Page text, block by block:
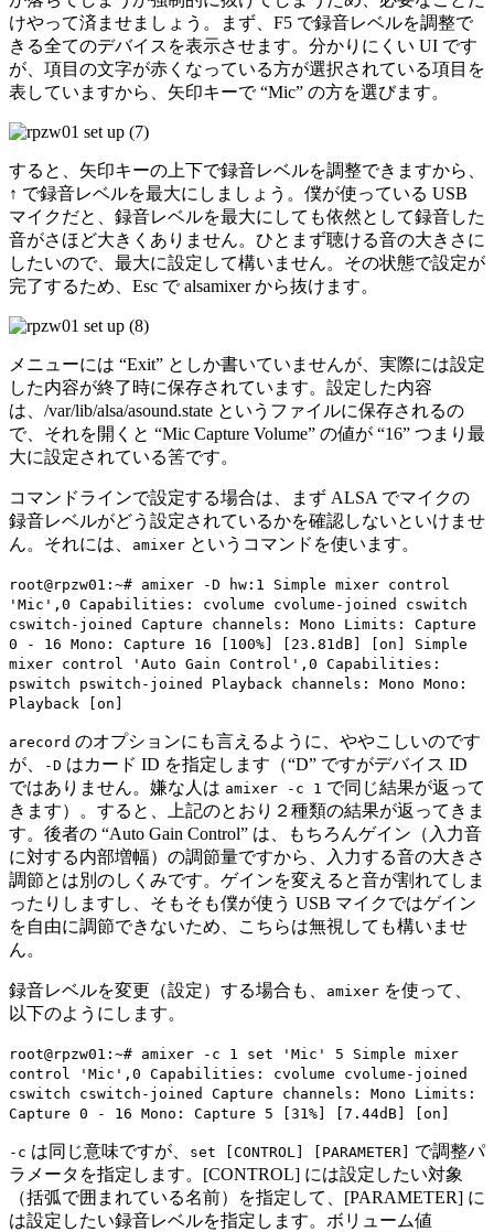
けやって済ませましょう。まず、 F5 で録音レベルを調整で
きる全てのデバイスを表示させます。分かりにくい UI です
が、項目の文字が赤くなっている方が選択されている項目を
表していますから、矢印キーで “Mic” の方を選びます。
すると、矢印キーの上下で録音レベルを調整できますから、
↑ で録音レベルを最大にしましょう。僕が使っている USB
マイクだと、録音レベルを最大にしても依然として録音した
音がさほど大きくありません。ひとまず聴ける音の大きさに
したいので、最大に設定して構いません。その状態で設定が
完了するため、 Esc で alsamixer から抜けます。
メニューには “Exit” としか書いていませんが、実際には設定
した内容が終了時に保存されています。設定した内容
は、/var/lib/alsa/asound.state というファイルに保存されるの
で、それを開くと “Mic Capture Volume” の値が “16” つまり最
大に設定されている筈です。
コマンドラインで設定する場合は、まず ALSA でマイクの
録音レベルがどう設定されているかを確認しないといけませ
ん。それには、
amixer というコマンドを使います。
root@rpzw01:~# amixer -D hw:1 Simple mixer control
'Mic',0 Capabilities: cvolume cvolume-joined cswitch
cswitch-joined Capture channels: Mono Limits: Capture
0 - 16 Mono: Capture 16 [100%] [23.81dB] [on] Simple
mixer control 'Auto Gain Control',0 Capabilities:
pswitch pswitch-joined Playback channels: Mono Mono:
Playback [on]
arecord のオプションにも言えるように、ややこしいのです
が、
-D はカード ID を指定します（“D” ですがデバイス ID
ではありません。嫌な人は amixer -c 1 で同じ結果が返って
きます）。すると、上記のとおり２種類の結果が返ってきま
す。後者の “Auto Gain Control” は、もちろんゲイン（入力音
に対する内部増幅）の調節量ですから、入力する音の大きさ
調節とは別のしくみです。ゲインを変えると音が割れてしま
ったりしますし、そもそも僕が使う USB マイクではゲイン
を自由に調節できないため、こちらは無視しても構いませ
ん。
録音レベルを変更（設定）する場合も、 amixer を使って、
以下のようにします。
root@rpzw01:~# amixer -c 1 set 'Mic' 5 Simple mixer
control 'Mic',0 Capabilities: cvolume cvolume-joined
cswitch cswitch-joined Capture channels: Mono Limits:
Capture 0 - 16 Mono: Capture 5 [31%] [7.44dB] [on]
-c は同じ意味ですが、 set [CONTROL] [PARAMETER]
で調整パ
ラメータを指定します。[CONTROL] には設定したい対象
（括弧で囲まれている名前）を指定して、[PARAMETER] に
は設定したい録音レベルを指定します。ボリューム値